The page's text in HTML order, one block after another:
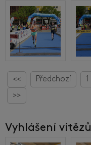
<< Předchozí 1
>>
Vyhlášení vítězů